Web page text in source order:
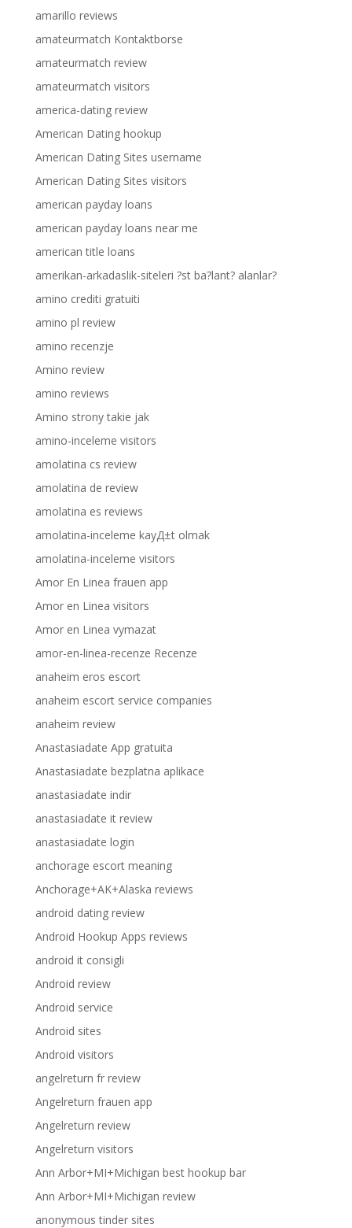
amarillo reviews
amateurmatch Kontaktborse
amateurmatch review
amateurmatch visitors
america-dating review
American Dating hookup
American Dating Sites username
American Dating Sites visitors
american payday loans
american payday loans near me
american title loans
amerikan-arkadaslik-siteleri ?st ba?lant? alanlar?
amino crediti gratuiti
amino pl review
amino recenzje
Amino review
amino reviews
Amino strony takie jak
amino-inceleme visitors
amolatina cs review
amolatina de review
amolatina es reviews
amolatina-inceleme kayД±t olmak
amolatina-inceleme visitors
Amor En Linea frauen app
Amor en Linea visitors
Amor en Linea vymazat
amor-en-linea-recenze Recenze
anaheim eros escort
anaheim escort service companies
anaheim review
Anastasiadate App gratuita
Anastasiadate bezplatna aplikace
anastasiadate indir
anastasiadate it review
anastasiadate login
anchorage escort meaning
Anchorage+AK+Alaska reviews
android dating review
Android Hookup Apps reviews
android it consigli
Android review
Android service
Android sites
Android visitors
angelreturn fr review
Angelreturn frauen app
Angelreturn review
Angelreturn visitors
Ann Arbor+MI+Michigan best hookup bar
Ann Arbor+MI+Michigan review
anonymous tinder sites